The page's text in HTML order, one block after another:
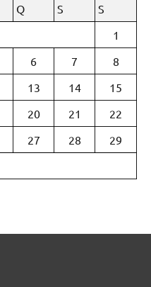
Q S
S
1
6 7
8
13 14
15
20 21
22
27 28
29